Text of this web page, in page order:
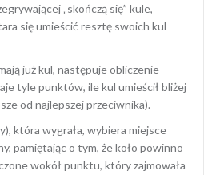
„skończą się” kule,
się umieścić resztę swoich kul
już kul, następuje obliczenie
tyle punktów, ile kul umieścił bliżej
od najlepszej przeciwnika).
która wygrała, wybiera miejsce
pamiętając o tym, że koło powinno
wokół punktu, który zajmowała